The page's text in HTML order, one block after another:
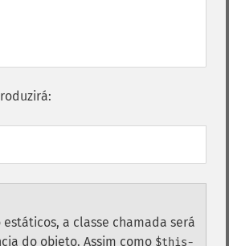
estáticos, a classe chamada será
do objeto. Assim como $this-